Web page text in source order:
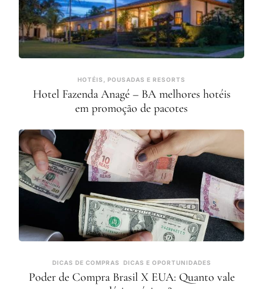
HOTÉIS, POUSADAS E RESORTS
Hotel Fazenda Anagé – BA melhores hotéis
em promoção de pacotes
DICAS DE COMPRAS DICAS E OPORTUNIDADES
Poder de Compra Brasil X EUA: Quanto vale